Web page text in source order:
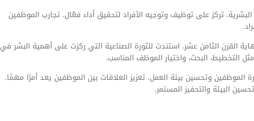
البشرية. تركز على توظيف وتوجيه الأفراد لتحقيق أداء فعّال. تجارب الموظفين
القرن الثامن عشر. استندت للثورة الصناعية التي ركزت على أهمية البشر في
التخطيط، البحث، واختيار الموظف المناسب.
الموظفين وتحسين بيئة العمل. تعزيز العلاقات بين الموظفين يعد أمرًا مهمًا.
البيئة والتحفيز المستمر.